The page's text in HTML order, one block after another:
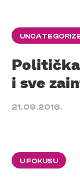
i sve
21.09.2016.
U FOKUSU